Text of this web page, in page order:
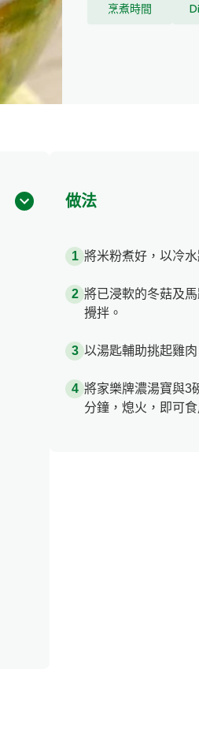
烹煮時間
做法
將米粉煮好，以冷
將已浸軟的冬菇及
攪拌。
以湯匙輔助挑起雞
將家樂牌濃湯寶與3
分鐘，熄火，即可食